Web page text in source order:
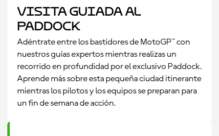
Visita Guiada al
Paddock
Adéntrate entre los bastidores de MotoGP™ con
nuestros guías expertos mientras realizas un
recorrido en profundidad por el exclusivo Paddock.
Aprende más sobre esta pequeña ciudad itinerante
mientras los pilotos y los equipos se preparan para
un fin de semana de acción.